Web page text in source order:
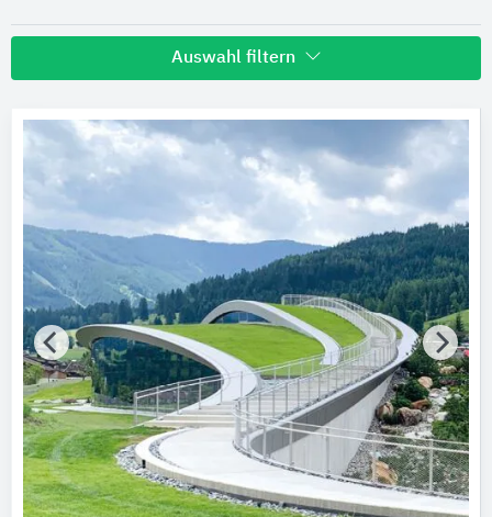
Auswahl filtern
Austrotherm Dämmstoffe
Bitte auswählen
Nachhaltigkeit
Nachhaltigkeitsinfo vorhanden
Umweltdeklarationen (EPDs)
Merkmale / Eigenschaften
Bitte auswählen
Zertifizierungen
Bitte auswählen